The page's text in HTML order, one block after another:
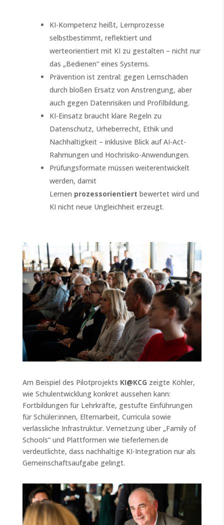
KI-Kompetenz heißt, Lernprozesse
selbstbestimmt, reflektiert und
werteorientiert mit KI zu gestalten – nicht nur
das „Bedienen“ eines Systems.
Prävention ist zentral: gegen Lernschäden
durch bloßen Ersatz von Anstrengung, aber
auch gegen Datenrisiken und Profilbildung.
KI-Einsatz braucht klare Regeln zu
Datenschutz, Urheberrecht, Ethik und
Nachhaltigkeit – inklusive Blick auf AI-Act-
Rahmungen und Hochrisiko-Anwendungen.
Prüfungsformate müssen weiterentwickelt
werden, damit
Lernen prozessorientiert bewertet wird und
KI nicht neue Ungleichheit erzeugt.
Am Beispiel des Pilotprojekts KI@KCG zeigte Köhler,
wie Schulentwicklung konkret aussehen kann:
Fortbildungen für Lehrkräfte, gestufte Einführungen
für Schüler:innen, Elternarbeit, Curricula sowie
verlässliche Infrastruktur. Vernetzung über „Family of
Schools“ und Plattformen wie tieferlernen.de
verdeutlichte, dass nachhaltige KI-Integration nur als
Gemeinschaftsaufgabe gelingt.